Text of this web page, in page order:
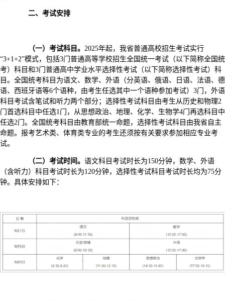
二、考试安排
（一）考试科目。 2025年起，我省普通高校招生考试实行
“3+1+2”模式，包括3门普通高等学校招生全国统一考试（以下简称全国统
考）科目和3门普通高中学业水平选择性考试（以下简称选择性考试）科
目。全国统考科目为语文、数学、外语（分英语、俄语、日语、法语、德
语、西班牙语等6个语种，由考生任选其中一个语种参加考试）3门，外语
科目考试含笔试和听力两个部分；选择性考试科目由考生从历史和物理2
门首选科目中任选1门，从思想政治、地理、化学、生物学4门再选科目中
任选2门。全国统考科目由教育部统一命题，选择性考试科目由我省自主
命题。报考艺术类、体育类专业的考生还须按有关要求参加相应专业考
试。
（二）考试时间。 语文科目考试时长为150分钟，数学、外语
（含听力）科目考试时长为120分钟，选择性考试科目考试时长均为75分
钟。具体安排如下：